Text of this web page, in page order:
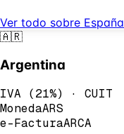
Ver todo sobre España
🇦🇷
Argentina
IVA (21%) · CUIT
MonedaARS
e-FacturaARCA